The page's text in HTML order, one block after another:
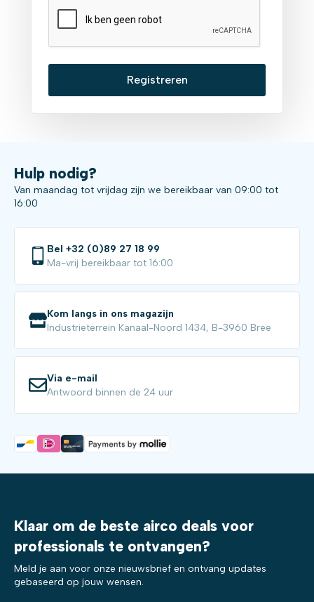
Registreren
Hulp nodig?
Van maandag tot vrijdag zijn we bereikbaar van 09:00 tot
16:00
Bel +32 (0)89 27 18 99
Ma-vrij bereikbaar tot 16:00
Kom langs in ons magazijn
Industrieterrein Kanaal-Noord 1434, B-3960 Bree
Via e-mail
Antwoord binnen de 24 uur
Klaar om de beste airco deals voor
professionals te ontvangen?
Meld je aan voor onze nieuwsbrief en ontvang updates
gebaseerd op jouw wensen.